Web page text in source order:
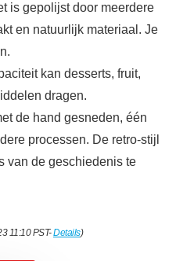
is gepolijst door meerdere
en natuurlijk materiaal. Je
kan desserts, fruit,
dragen.
de hand gesneden, één
processen. De retro-stijl
van de geschiedenis te
11:10 PST-Details)